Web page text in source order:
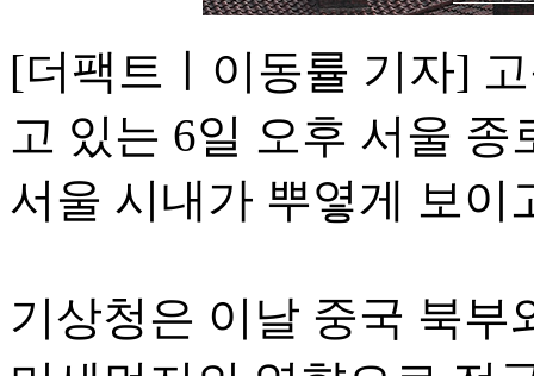
[더팩트ㅣ이동률 기자]
고 있는 6일 오후 서울
서울 시내가 뿌옇게 보이
기상청은 이날 중국 북